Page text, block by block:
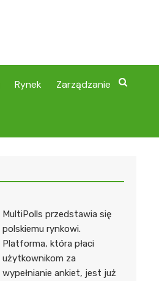
Rynek Zarządzanie
MultiPolls przedstawia się
polskiemu rynkowi.
Platforma, która płaci
użytkownikom za
wypełnianie ankiet, jest już